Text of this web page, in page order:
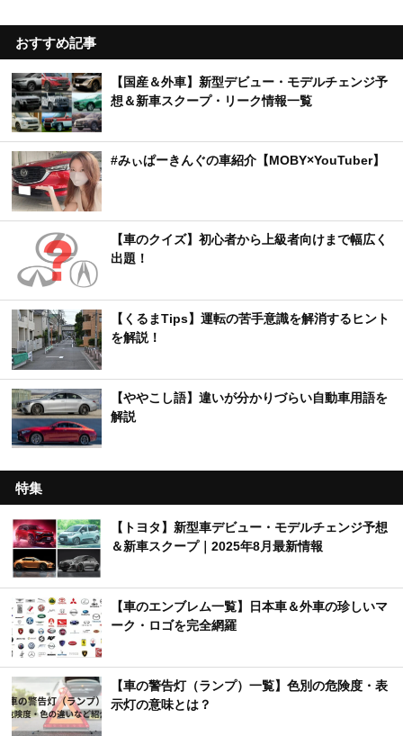
おすすめ記事
【国産＆外車】新型デビュー・モデルチェンジ予
想＆新車スクープ・リーク情報一覧
#みぃぱーきんぐの車紹介【MOBY×YouTuber】
【車のクイズ】初心者から上級者向けまで幅広く
出題！
【くるまTips】運転の苦手意識を解消するヒント
を解説！
【ややこし語】違いが分かりづらい自動車用語を
解説
特集
【トヨタ】新型車デビュー・モデルチェンジ予想
＆新車スクープ｜2025年8月最新情報
【車のエンブレム一覧】日本車＆外車の珍しいマ
ーク・ロゴを完全網羅
【車の警告灯（ランプ）一覧】色別の危険度・表
示灯の意味とは？